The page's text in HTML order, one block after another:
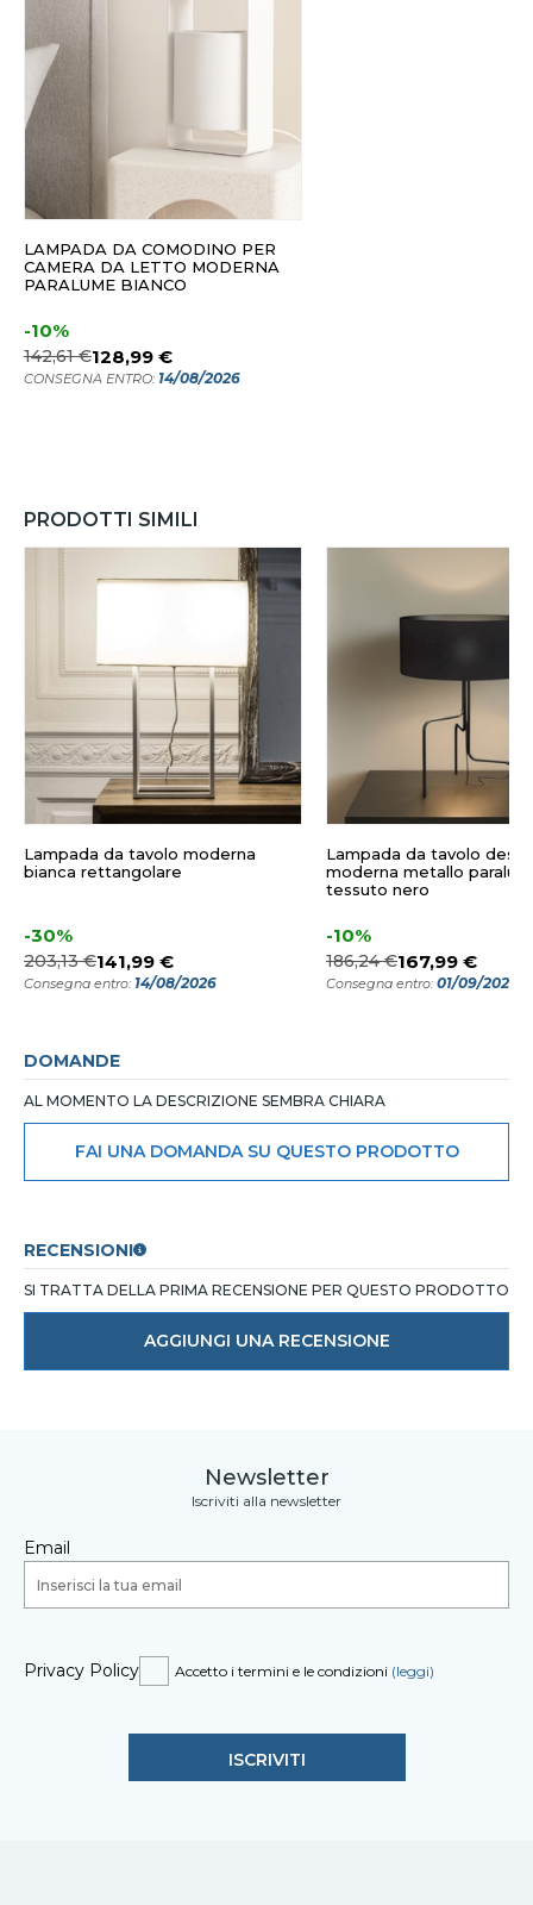
LAMPADA DA COMODINO PER
CAMERA DA LETTO MODERNA
PARALUME BIANCO
-10%
142,61 €128,99 €
CONSEGNA ENTRO: 14/08/2026
PRODOTTI SIMILI
Lampada da tavolo moderna
bianca rettangolare
-30%
203,13 €141,99 €
Consegna entro: 14/08/2026
Lampada da tavolo
moderna metallo
tessuto nero
-10%
186,24 €167,99 €
Consegna entro: 01/09/2026
DOMANDE
AL MOMENTO LA DESCRIZIONE SEMBRA CHIARA
FAI UNA DOMANDA SU QUESTO PRODOTTO
RECENSIONI
SI TRATTA DELLA PRIMA RECENSIONE PER QUESTO PRODOTTO
AGGIUNGI UNA RECENSIONE
Newsletter
Iscriviti alla newsletter
Email
Privacy Policy Accetto i termini e le condizioni (leggi)